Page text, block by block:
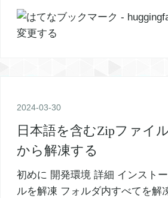
2024-03-30
日本語を含むZipファイ
から解凍する
初めに 開発環境 詳細 インスト
ルを解凍 フォルダ内すべてを解